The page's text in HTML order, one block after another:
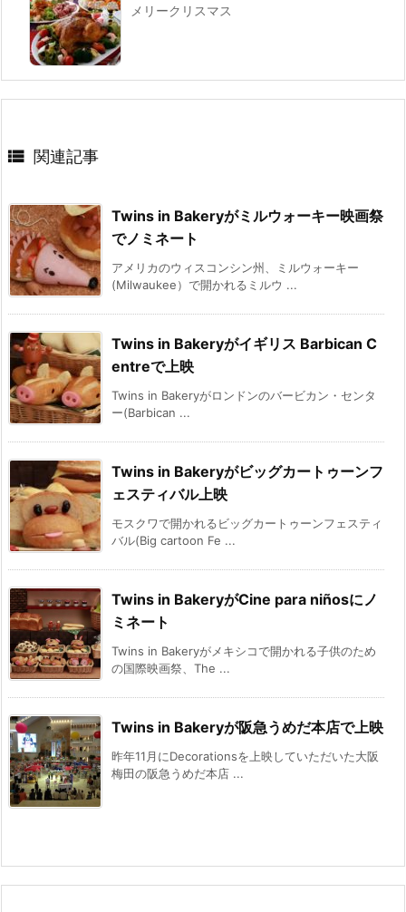
メリークリスマス
 関連記事
Twins in Bakeryがミルウォーキー映画祭
でノミネート
アメリカのウィスコンシン州、ミルウォーキー
(Milwaukee）で開かれるミルウ ...
Twins in Bakeryがイギリス Barbican C
entreで上映
Twins in Bakeryがロンドンのバービカン・センタ
ー(Barbican ...
Twins in Bakeryがビッグカートゥーンフ
ェスティバル上映
モスクワで開かれるビッグカートゥーンフェスティ
バル(Big cartoon Fe ...
Twins in BakeryがCine para niñosにノ
ミネート
Twins in Bakeryがメキシコで開かれる子供のため
の国際映画祭、The ...
Twins in Bakeryが阪急うめだ本店で上映
昨年11月にDecorationsを上映していただいた大阪
梅田の阪急うめだ本店 ...